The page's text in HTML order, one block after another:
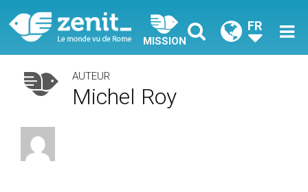
MISSION
FR
AUTEUR
Michel Roy